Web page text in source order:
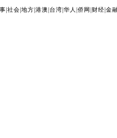
社会 地方 港澳 台湾 华人 侨网 财经 金